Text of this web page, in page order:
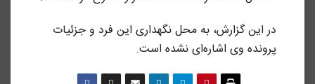
در این گزارش، به محل نگهداری این فرد و جزئیات
پرونده وی اشاره‌ای نشده است.